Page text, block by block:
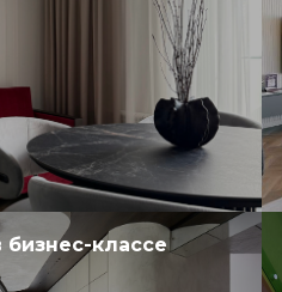
бизнес-классе